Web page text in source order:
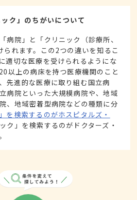
ック」のちがいについて
病院」と「クリニック（診療所、
られます。この2つの違いを知るこ
適切な医療を受けられるようにな
以上の病床を持つ医療機関のこと
先進的な医療に取り組む国立病
病院といった大規模病院や、地域
、地域密着型病院などの種類に分
」を検索するのがホスピタルズ・
ク」を検索するのがドクターズ・